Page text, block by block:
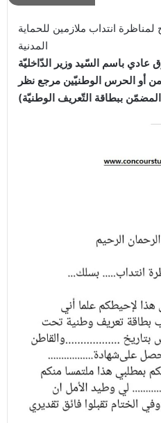
انتداب ملازمين للحماية
المدنية
باسم السّيد وزير الدّاخليّة
أو الحرس الوطنيّين مرجع نظر
ببطاقة التّعريف الوطنيّة)